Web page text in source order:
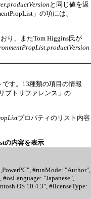
と同じ値を返
」の項には、
り、またTom Higgins氏が
す。13種類の項目の情報
プトリファレンス」の
プロパティのリスト内容
の内容を表示
#runMode: "Author",
"Japanese",
OS 10.4.3", #licenseType: